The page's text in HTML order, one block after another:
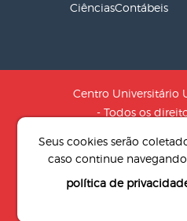
CiênciasContábeis
Centro Universitário
- Todos os
Social: SOCIEDADE
Desenvolvido por
Seus cookies serão
caso continue
política de